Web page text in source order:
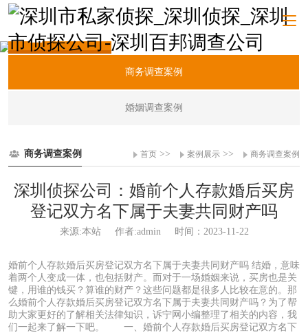
案例展示
商务调查案例
婚姻调查案例
商务调查案例 首页 >> 案例展示 >> 商务调查案例
深圳侦探公司：婚前个人存款婚后买房
登记双方名下属于夫妻共同财产吗
来源:本站 作者:admin 时间：2023-11-22
婚前个人存款婚后买房登记双方名下属于夫妻共同财产吗 结婚，意味
着两个人变成一体，也包括财产。而对于一场婚姻来说，买房也是关
键，用谁的钱买？算谁的财产？这些问题都是很多人比较在意的。那
么婚前个人存款婚后买房登记双方名下属于夫妻共同财产吗？为了帮
助大家更好的了解相关法律知识，诉宁网小编整理了相关的内容，我
们一起来了解一下吧。 一、婚前个人存款婚后买房登记双方名下